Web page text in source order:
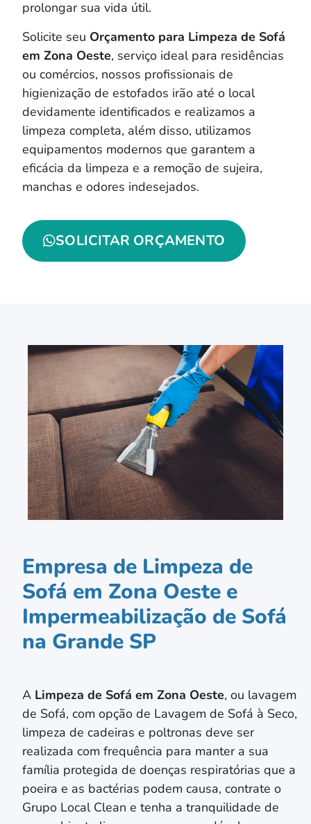
prolongar sua vida útil.
Solicite seu Orçamento para Limpeza de Sofá
em Zona Oeste, serviço ideal para residências
ou comércios, nossos profissionais de
higienização de estofados irão até o local
devidamente identificados e realizamos a
limpeza completa, além disso, utilizamos
equipamentos modernos que garantem a
eficácia da limpeza e a remoção de sujeira,
manchas e odores indesejados.
SOLICITAR ORÇAMENTO
Empresa de Limpeza de
Sofá em Zona Oeste e
Impermeabilização de Sofá
na Grande SP
A Limpeza de Sofá em Zona Oeste, ou lavagem
de Sofá, com opção de Lavagem de Sofá à Seco,
limpeza de cadeiras e poltronas deve ser
realizada com frequência para manter a sua
família protegida de doenças respiratórias que a
poeira e as bactérias podem causa, contrate o
Grupo Local Clean e tenha a tranquilidade de